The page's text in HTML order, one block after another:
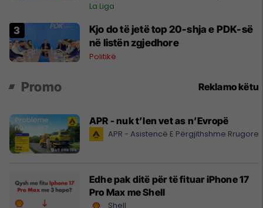
La Liga
Kjo do të jetë top 20-shja e PDK-së
në listën zgjedhore
Politikë
Promo Reklamo këtu
APR - nuk t’len vet as n’Evropë
APR - Asistencë E Përgjithshme Rrugore
Edhe pak ditë për të fituar iPhone 17
Pro Max me Shell
Shell